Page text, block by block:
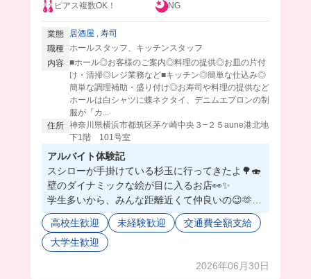
ピアス複数OK！
NG
業態 居酒屋
寿司
職種
ホールスタッフ、キッチンスタッフ
内容 ■ホール◎お客様のご案内◎料理の提供◎お皿の片付
け・清掃◎レジ業務など■キッチン◎簡単な仕込み◎
簡単な調理補助・盛り付け◎お寿司や料理の提供など
ホールは白シャツに蝶ネクタイ、デニムエプロンの制
服が「カ...
住所 神奈川県横浜市都筑区茅ケ崎中央３−２５aune港北地
下1階 101号室
アルバイト体験記
スシローが手掛けている杉玉に行ってきたよ🌳🍣
壁のダイナミックな絵が目に入るお店👀✨
学生多いから、みんな距離近くて仲良いの😉🫶
さすが有名店なだけあって、どれも新鮮なものを
取り扱ってて、賄いがまぁこりゃ美味い😳💕
今回は天丼を食べたんだけど、揚げたてサックサ
海鮮丼やお寿司も選べるみたいで、毎回豪華で目
高校生歓迎 未経験歓迎
交通費全額支給
大学生歓迎
2026年06月30日